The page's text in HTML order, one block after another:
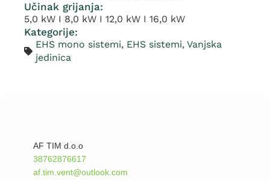
Učinak grijanja:
5,0 kW I 8,0 kW I 12,0 kW I 16,0 kW
Kategorije:
EHS mono sistemi, EHS sistemi, Vanjska
jedinica
AF TIM d.o.o
38762876617
af.tim.vent@outlook.com